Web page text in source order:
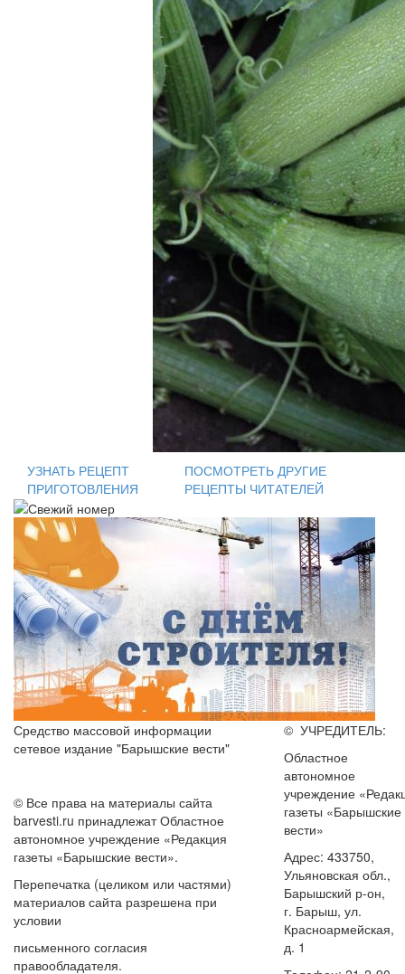
УЗНАТЬ РЕЦЕПТ
ПРИГОТОВЛЕНИЯ
ПОСМОТРЕТЬ ДРУГИЕ
РЕЦЕПТЫ ЧИТАТЕЛЕЙ
Средство массовой информации
сетевое издание "Барышские вести"
© Все права на материалы сайта
barvesti.ru принадлежат Областное
автономное учреждение «Редакция
газеты «Барышские вести».
Перепечатка (целиком или частями)
материалов сайта разрешена при
условии
письменного согласия
правообладателя.
© УЧРЕДИТЕЛЬ:
Областное
автономное
учреждение
газеты «Барышские
вести»
Адрес: 433750,
Ульяновская обл.,
Барышский р-он,
г. Барыш, ул.
Красноармейская,
д. 1